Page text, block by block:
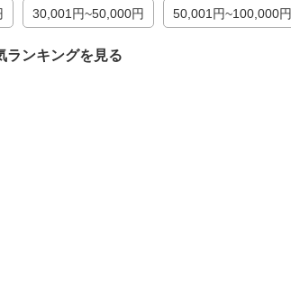
30,001円~50,000円 50,001円~100,000円
ランキングを見る